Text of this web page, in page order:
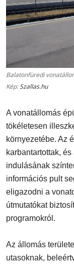
Balatonfüredi
Kép:Szallas.hu
A vonatállomás
tökéletesen
környezetébe. Az
karbantartottak,
indulásának
információs pult
eligazodni a
útmutatókat
programokról.
Az állomás
utasoknak,